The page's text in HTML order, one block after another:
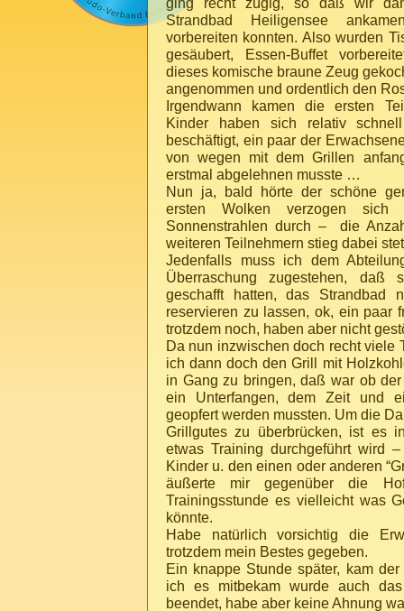
Strandbad Heiligensee
vorbereiten konnten. Also wurden
gesäubert, Essen-Buffet
dieses komische braune Zeug
angenommen und ordentlich den
Irgendwann kamen die ersten
Kinder haben sich relativ
beschäftigt, ein paar der
von wegen mit dem Grillen
erstmal abgelehnen musste …
Nun ja, bald hörte der schöne
ersten Wolken verzogen
Sonnenstrahlen durch – die
weiteren Teilnehmern stieg dabei
Jedenfalls muss ich dem
Überraschung zugestehen, daß
geschafft hatten, das Strandbad
reservieren zu lassen, ok, ein paar
trotzdem noch, haben aber nicht
Da nun inzwischen doch recht viele
ich dann doch den Grill mit
in Gang zu bringen, daß war ob
ein Unterfangen, dem Zeit und
geopfert werden mussten. Um die
Grillgutes zu überbrücken, ist es
etwas Training durchgeführt wird
Kinder u. den einen oder anderen
äußerte mir gegenüber die
Trainingsstunde es vielleicht was
könnte.
Habe natürlich vorsichtig die
trotzdem mein Bestes gegeben.
Ein knappe Stunde später, kam
ich es mitbekam wurde auch
beendet, habe aber keine Ahnung